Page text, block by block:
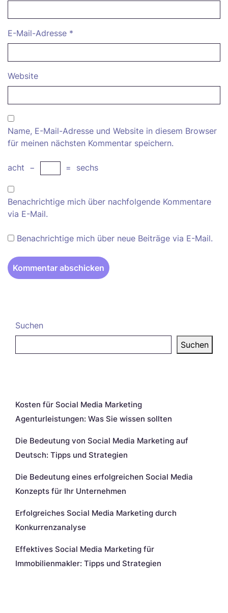
E-Mail-Adresse *
Website
Name, E-Mail-Adresse und Website in diesem Browser
für meinen nächsten Kommentar speichern.
acht − = sechs
Benachrichtige mich über nachfolgende Kommentare
via E-Mail.
Benachrichtige mich über neue Beiträge via E-Mail.
Suchen
Suchen
Kosten für Social Media Marketing
Agenturleistungen: Was Sie wissen sollten
Die Bedeutung von Social Media Marketing auf
Deutsch: Tipps und Strategien
Die Bedeutung eines erfolgreichen Social Media
Konzepts für Ihr Unternehmen
Erfolgreiches Social Media Marketing durch
Konkurrenzanalyse
Effektives Social Media Marketing für
Immobilienmakler: Tipps und Strategien